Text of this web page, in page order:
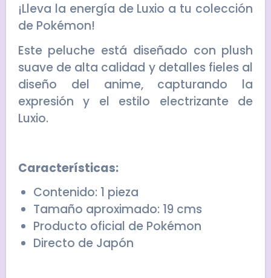
¡Lleva la energía de Luxio a tu colección
de Pokémon!
Este peluche está diseñado con plush
suave de alta calidad y detalles fieles al
diseño del anime, capturando la
expresión y el estilo electrizante de
Luxio.
Características:
Contenido: 1 pieza
Tamaño aproximado: 19 cms
Producto oficial de Pokémon
Directo de Japón